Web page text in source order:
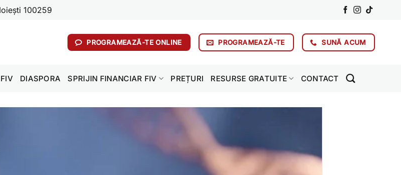
100259
PROGRAMEAZĂ-TE ONLINE PROGRAMEAZĂ-TE SUNĂ ACUM
DIASPORA SPRIJIN FINANCIAR FIV PREȚURI RESURSE GRATUITE CONTACT